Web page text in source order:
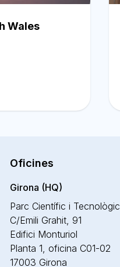
Wales
Oficines
Girona (HQ)
Parc Científic i Tecnològic
C/Emili Grahit, 91
Edifici Monturiol
Planta 1, oficina C01-02
17003 Girona